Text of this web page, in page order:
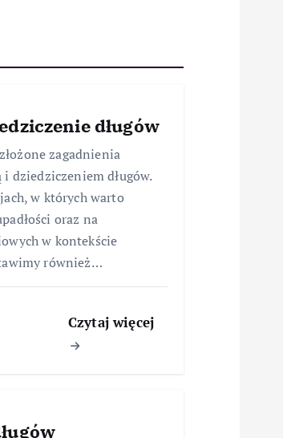
długów
zagadnienia
i dziedziczeniem długów.
w których warto
oraz na
w kontekście
również…
Czytaj więcej